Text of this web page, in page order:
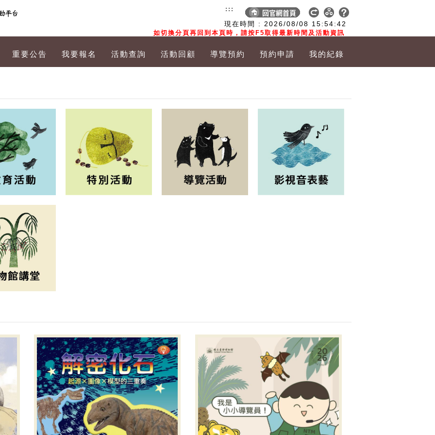
現在時間 : 2026/08/08 15:54:44
如切換分頁再回到本頁時，請按F5取得最新時間及活動資訊
:::
重要公告 我要報名 活動查詢 活動回顧 導覽預約 預約申請 我的紀錄